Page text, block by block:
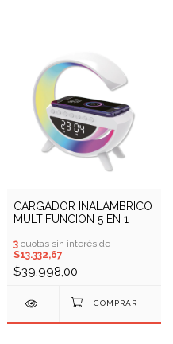
CARGADOR INALAMBRICO
MULTIFUNCION 5 EN 1
3 cuotas sin interés de
$13.332,67
$39.998,00